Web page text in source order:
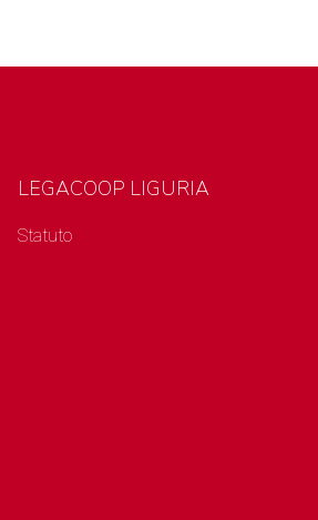
LEGACOOP LIGURIA
Statuto